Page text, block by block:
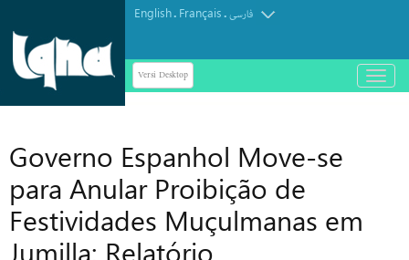
English. Français.فارسی
Versi Desktop
باز
و
Governo Espanhol Move-se
para Anular Proibição de
Festividades Muçulmanas em
Jumilla: Relatório